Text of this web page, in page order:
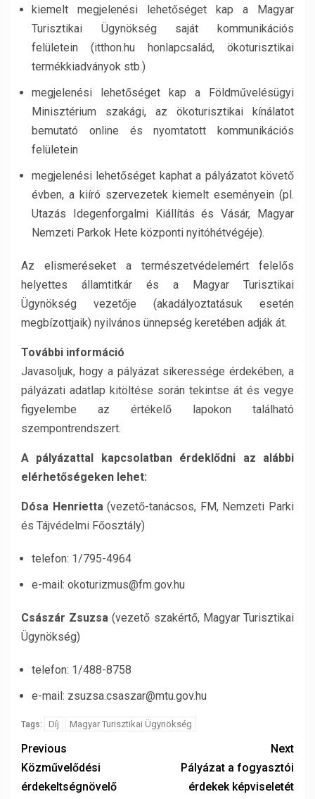
kiemelt megjelenési lehetőséget kap a Magyar
Turisztikai Ügynökség saját kommunikációs
felületein (itthon.hu honlapcsalád, ökoturisztikai
termékkiadványok stb.)
megjelenési lehetőséget kap a Földművelésügyi
Minisztérium szakági, az ökoturisztikai kínálatot
bemutató online és nyomtatott kommunikációs
felületein
megjelenési lehetőséget kaphat a pályázatot követő
évben, a kiíró szervezetek kiemelt eseményein (pl.
Utazás Idegenforgalmi Kiállítás és Vásár, Magyar
Nemzeti Parkok Hete központi nyitóhétvégéje).
Az elismeréseket a természetvédelemért felelős
helyettes államtitkár és a Magyar Turisztikai
Ügynökség vezetője (akadályoztatásuk esetén
megbízottjaik) nyilvános ünnepség keretében adják át.
További információ
Javasoljuk, hogy a pályázat sikeressége érdekében, a
pályázati adatlap kitöltése során tekintse át és vegye
figyelembe az értékelő lapokon található
szempontrendszert.
A pályázattal kapcsolatban érdeklődni az alábbi
elérhetőségeken lehet:
Dósa Henrietta(vezető-tanácsos, FM, Nemzeti Parki
és Tájvédelmi Főosztály)
telefon: 1/795-4964
e-mail: okoturizmus@fm.gov.hu
Császár Zsuzsa (vezető szakértő, Magyar Turisztikai
Ügynökség)
telefon: 1/488-8758
e-mail: zsuzsa.csaszar@mtu.gov.hu
Tags: Díj Magyar Turisztikai Ügynökség
Previous
Közművelődési
érdekeltségnövelő
Next
Pályázat a fogyasztói
érdekek képviseletét